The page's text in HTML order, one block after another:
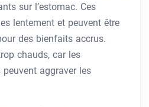
sur l’estomac. Ces
lentement et peuvent être
des bienfaits accrus.
chauds, car les
aggraver les